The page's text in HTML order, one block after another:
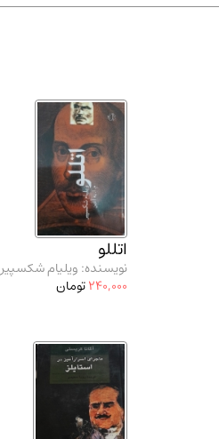
اتللو
نویسنده: ویلیام شکسپیر
240,000تومان